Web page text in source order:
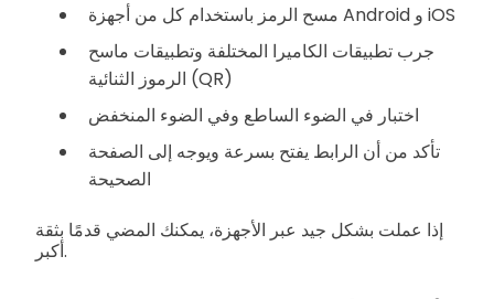
مسح الرمز باستخدام كل من أجهزة Android و iOS
جرب تطبيقات الكاميرا المختلفة وتطبيقات ماسح
الرموز الثنائية (QR)
اختبار في الضوء الساطع وفي الضوء المنخفض
تأكد من أن الرابط يفتح بسرعة ويوجه إلى الصفحة
الصحيحة
إذا عملت بشكل جيد عبر الأجهزة، يمكنك المضي قدمًا بثقة
أكبر.